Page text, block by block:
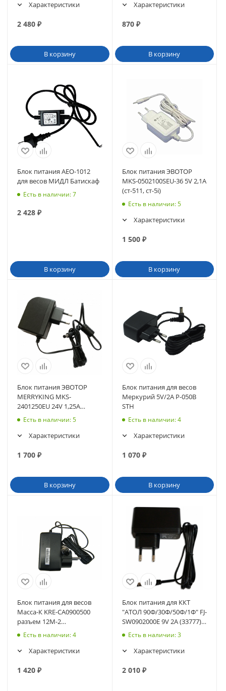
Характеристики
2 480 ₽
В корзину
Характеристики
870₽
В корзину
Блок питания AEO-1012
для весов МИДЛ Батискаф
Есть в наличии: 7
2 428 ₽
В корзину
Блок питания ЭВОТОР
MKS-0502100SEU-36 5V 2,1A
(ст-511, ст-5i)
Есть в наличии: 5
Характеристики
1 500₽
В корзину
Блок питания ЭВОТОР
MERRYKING MKS-
2401250EU 24V 1,25A
Rev.001 (ст-7.2)
Есть в наличии: 5
Характеристики
1 700 ₽
В корзину
Блок питания для весов
Меркурий 5V/2A P-050B
STH
Есть в наличии: 4
Характеристики
1 070₽
В корзину
Блок питания для весов
Масса-К KRE-CA0900500
разъем 12М-2
(влагозащищенный)
Есть в наличии: 4
Характеристики
1 420 ₽
Блок питания для ККТ
"АТОЛ 90Ф/30Ф/50Ф/1Ф" FJ-
SW0902000E 9V 2A (33777)
(42614)
Есть в наличии: 3
Характеристики
2 010₽